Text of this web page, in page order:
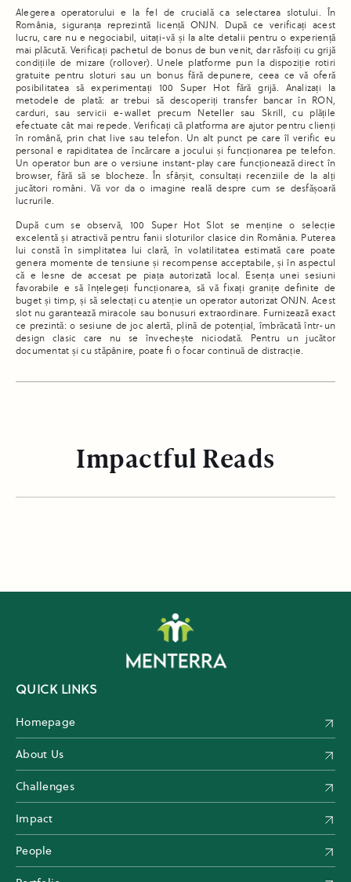
Alegerea operatorului e la fel de crucială ca selectarea slotului. În
România, siguranța reprezintă licență ONJN. După ce verificați acest
lucru, care nu e negociabil, uitați-vă și la alte detalii pentru o experiență
mai plăcută. Verificați pachetul de bonus de bun venit, dar răsfoiți cu grijă
condițiile de mizare (rollover). Unele platforme pun la dispoziție rotiri
gratuite pentru sloturi sau un bonus fără depunere, ceea ce vă oferă
posibilitatea să experimentați 100 Super Hot fără grijă. Analizați la
metodele de plată: ar trebui să descoperiți transfer bancar în RON,
carduri, sau servicii e-wallet precum Neteller sau Skrill, cu plățile
efectuate cât mai repede. Verificați că platforma are ajutor pentru clienți
în română, prin chat live sau telefon. Un alt punct pe care îl verific eu
personal e rapiditatea de încărcare a jocului și funcționarea pe telefon.
Un operator bun are o versiune instant-play care funcționează direct în
browser, fără să se blocheze. În sfârșit, consultați recenziile de la alți
jucători români. Vă vor da o imagine reală despre cum se desfășoară
lucrurile.
După cum se observă, 100 Super Hot Slot se menține o selecție
excelentă și atractivă pentru fanii sloturilor clasice din România. Puterea
lui constă în simplitatea lui clară, în volatilitatea estimată care poate
genera momente de tensiune și recompense acceptabile, și în aspectul
că e lesne de accesat pe piața autorizată local. Esența unei sesiuni
favorabile e să înțelegeți funcționarea, să vă fixați granițe definite de
buget și timp, și să selectați cu atenție un operator autorizat ONJN. Acest
slot nu garantează miracole sau bonusuri extraordinare. Furnizează exact
ce prezintă: o sesiune de joc alertă, plină de potențial, îmbrăcată într-un
design clasic care nu se învechește niciodată. Pentru un jucător
documentat și cu stăpânire, poate fi o focar continuă de distracție.
Impactful Reads
QUICK LINKS
Homepage
About Us
Challenges
Impact
People